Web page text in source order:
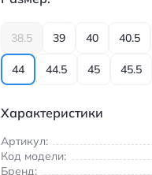
38.5 39 40 40.5
44 44.5 45 45.5
Характеристики
Артикул:
Код модели:
Бренд: